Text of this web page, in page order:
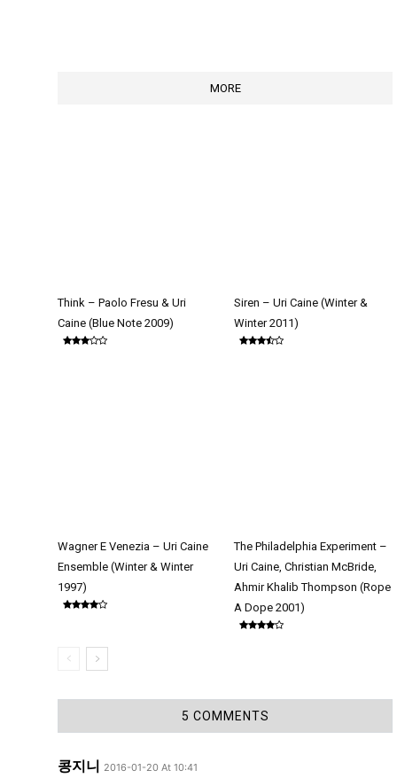
MORE
Think – Paolo Fresu & Uri
Caine (Blue Note 2009)
Siren – Uri Caine (Winter &
Winter 2011)
Wagner E Venezia – Uri Caine
Ensemble (Winter & Winter
1997)
The Philadelphia Experiment –
Uri Caine, Christian McBride,
Ahmir Khalib Thompson (Rope
A Dope 2001)
5 COMMENTS
콩지니 2016-01-20 At 10:41